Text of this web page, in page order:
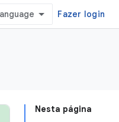
Fazer login
Nesta página